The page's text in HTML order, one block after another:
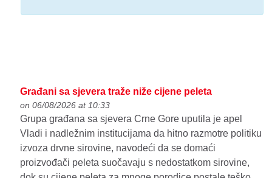
Građani sa sjevera traže niže cijene peleta
on 06/08/2026 at 10:33
Grupa građana sa sjevera Crne Gore uputila je apel
Vladi i nadležnim institucijama da hitno razmotre politiku
izvoza drvne sirovine, navodeći da se domaći
proizvođači peleta suočavaju s nedostatkom sirovine,